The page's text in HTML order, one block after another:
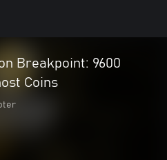
Breakpoint: 9600
Coins